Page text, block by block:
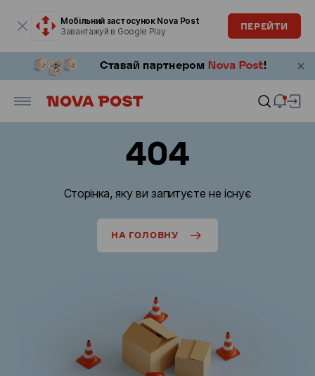
Мобільний застосунок Nova Post
Завантажуй в Google Play
ПЕРЕЙТИ
404
Сторінка, яку ви запитуєте не існує
НА ГОЛОВНУ